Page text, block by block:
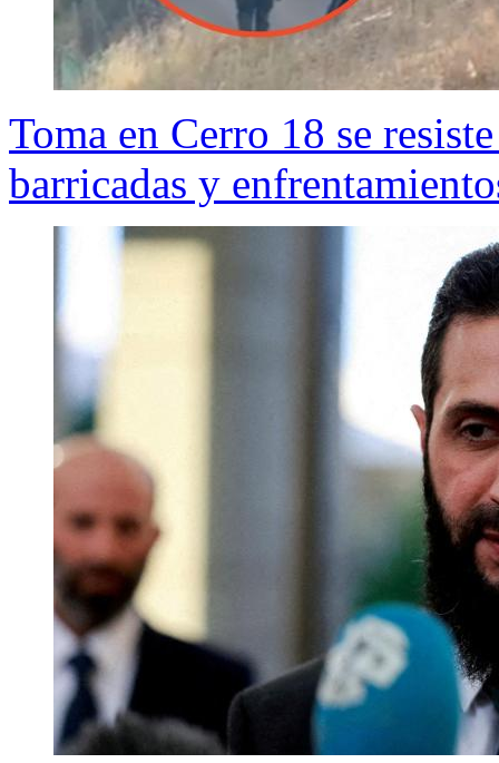
Toma en Cerro 18 se
barricadas y